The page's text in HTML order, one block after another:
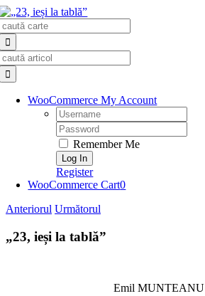
Skip
to
content
WooCommerce My Account
Username:
Password:
Remember Me
Register
WooCommerce Cart0
Anteriorul Următorul
„23, ieși la tablă”
Emil MUNTEANU